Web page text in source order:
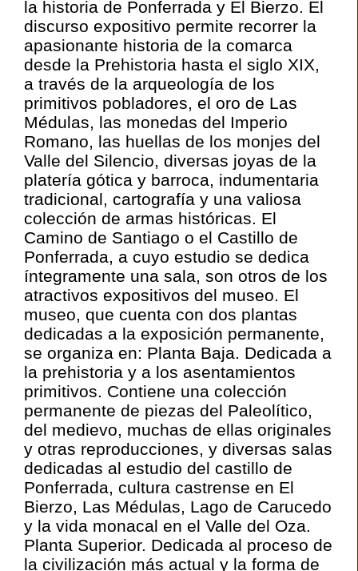
la historia de Ponferrada y El Bierzo. El
discurso expositivo permite recorrer la
apasionante historia de la comarca
desde la Prehistoria hasta el siglo XIX,
a través de la arqueología de los
primitivos pobladores, el oro de Las
Médulas, las monedas del Imperio
Romano, las huellas de los monjes del
Valle del Silencio, diversas joyas de la
platería gótica y barroca, indumentaria
tradicional, cartografía y una valiosa
colección de armas históricas. El
Camino de Santiago o el Castillo de
Ponferrada, a cuyo estudio se dedica
íntegramente una sala, son otros de los
atractivos expositivos del museo. El
museo, que cuenta con dos plantas
dedicadas a la exposición permanente,
se organiza en: Planta Baja. Dedicada a
la prehistoria y a los asentamientos
primitivos. Contiene una colección
permanente de piezas del Paleolítico,
del medievo, muchas de ellas originales
y otras reproducciones, y diversas salas
dedicadas al estudio del castillo de
Ponferrada, cultura castrense en El
Bierzo, Las Médulas, Lago de Carucedo
y la vida monacal en el Valle del Oza.
Planta Superior. Dedicada al proceso de
la civilización más actual y la forma de